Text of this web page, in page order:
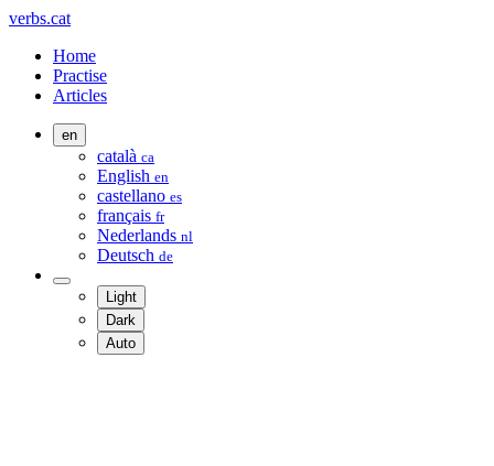
verbs.cat
Home
Practise
Articles
en
català ca
English en
castellano es
français fr
Nederlands nl
Deutsch de
Light
Dark
Auto